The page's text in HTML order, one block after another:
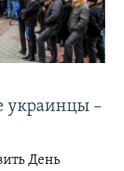
украинцы –
День